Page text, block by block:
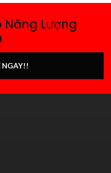
Năng Lượng
NGAY!!